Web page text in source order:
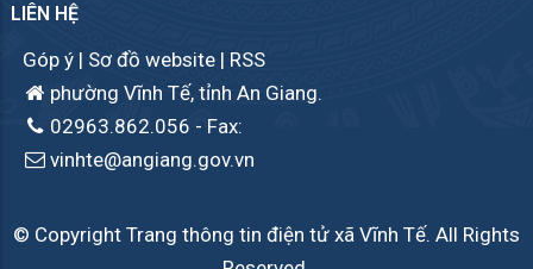
LIÊN HỆ
Góp ý | Sơ đồ website | RSS
phường Vĩnh Tế, tỉnh An Giang.
02963.862.056 - Fax:
vinhte@angiang.gov.vn
© Copyright Trang thông tin điện tử xã Vĩnh Tế. All Rights